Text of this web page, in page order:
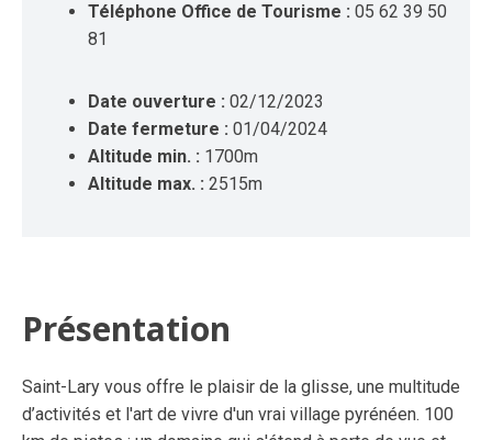
Téléphone Office de Tourisme : 05 62 39 50
81
Date ouverture : 02/12/2023
Date fermeture : 01/04/2024
Altitude min. : 1700m
Altitude max. : 2515m
Présentation
Saint-Lary vous offre le plaisir de la glisse, une multitude
d’activités et l'art de vivre d'un vrai village pyrénéen. 100